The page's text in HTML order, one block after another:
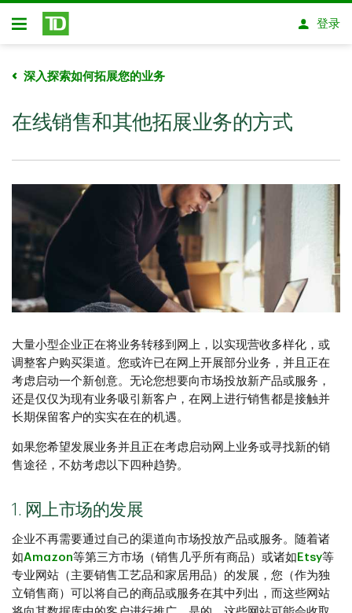
跳转到主要内容
开放式房屋贷款
登录
深入探索如何拓展您的业务
在线销售和其他拓展业务的方式
大量小型企业正在将业务转移到网上，以实现营收多样化，或
调整客户购买渠道。您或许已在网上开展部分业务，并且正在
考虑启动一个新创意。无论您想要向市场投放新产品或服务，
还是仅仅为现有业务吸引新客户，在网上进行销售都是接触并
长期保留客户的实实在在的机遇。
如果您希望发展业务并且正在考虑启动网上业务或寻找新的销
售途径，不妨考虑以下四种趋势。
1. 网上市场的发展
企业不再需要通过自己的渠道向市场投放产品或服务。随着诸
如Amazon等第三方市场（销售几乎所有商品）或诸如 Etsy等
专业网站（主要销售工艺品和家居用品）的发展，您（作为独
立销售商）可以将自己的商品或服务在其中列出，而这些网站